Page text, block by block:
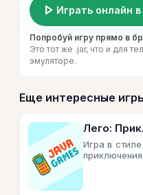
play_arrow Играть онлайн в
Попробуй игру прямо в
Это тот же .jar, что и для
эмуляторе.
Еще интересные
Лего:
Игра в